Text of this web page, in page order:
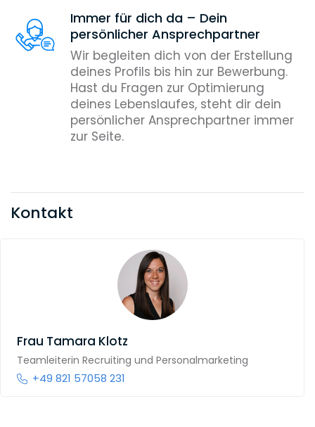
Immer für dich da – Dein
persönlicher Ansprechpartner
Wir begleiten dich von der Erstellung
deines Profils bis hin zur Bewerbung.
Hast du Fragen zur Optimierung
deines Lebenslaufes, steht dir dein
persönlicher Ansprechpartner immer
zur Seite.
Kontakt
Frau Tamara Klotz
Teamleiterin Recruiting und Personalmarketing
+49 821 57058 231